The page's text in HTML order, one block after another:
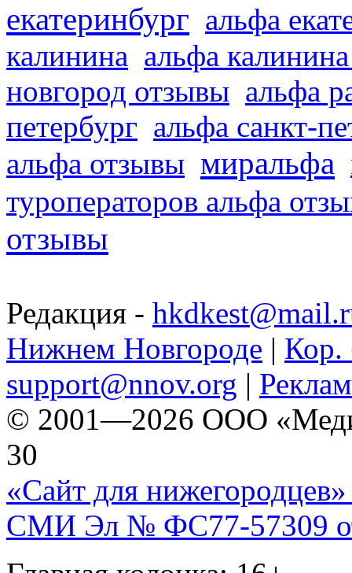
екатеринбург альфа
калинина альфа
новгород отзывы альфа
петербург альфа санкт-
альфа отзывы миральфа
туроператоров альфа
отзывы
Редакция -
Нижнем Новгороде | Кор.
support@nnov.org |
© 2001—2026 ООО
30
«Сайт для нижегородцев»
СМИ Эл № ФС77-57309